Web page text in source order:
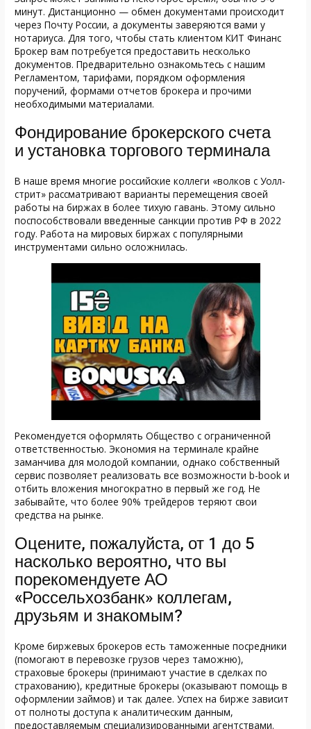
минут. Дистанционно — обмен документами происходит
через Почту России, а документы заверяются вами у
нотариуса. Для того, чтобы стать клиентом КИТ Финанс
Брокер вам потребуется предоставить несколько
документов. Предварительно ознакомьтесь с нашим
Регламентом, тарифами, порядком оформления
поручений, формами отчетов брокера и прочими
необходимыми материалами.
Фондирование брокерского счета
и установка торгового терминала
В наше время многие российские коллеги «волков с Уолл-
стрит» рассматривают варианты перемещения своей
работы на биржах в более тихую гавань. Этому сильно
поспособствовали введенные санкции против РФ в 2022
году. Работа на мировых биржах с популярными
инструментами сильно осложнилась.
Рекомендуется оформлять Общество с ограниченной
ответственностью. Экономия на терминале крайне
заманчива для молодой компании, однако собственный
сервис позволяет реализовать все возможности b-book и
отбить вложения многократно в первый же год. Не
забывайте, что более 90% трейдеров теряют свои
средства на рынке.
Оцените, пожалуйста, от 1 до 5
насколько вероятно, что вы
порекомендуете АО
«Россельхозбанк» коллегам,
друзьям и знакомым?
Кроме биржевых брокеров есть таможенные посредники
(помогают в перевозке грузов через таможню),
страховые брокеры (принимают участие в сделках по
страхованию), кредитные брокеры (оказывают помощь в
оформлении займов) и так далее. Успех на бирже зависит
от полноты доступа к аналитическим данным,
предоставляемым специализированными агентствами.